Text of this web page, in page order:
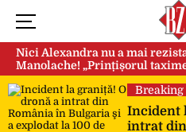
Nici Alexandra nu a mai
Manolache! „Prințișorul
după doi ani de căsnicie
Breaking
Incident
intrat din